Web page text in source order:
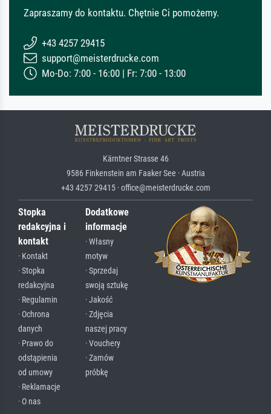
Zapraszamy do kontaktu. Chętnie Ci pomożemy.
+43 4257 29415
support@meisterdrucke.com
Mo-Do: 7:00 - 16:00 | Fr: 7:00 - 13:00
Kärntner Strasse 46
9586 Finkenstein am Faaker See · Austria
+43 4257 29415 · office@meisterdrucke.com
Stopka
redakcyjna i
kontakt
· Kontakt
· Stopka
redakcyjna
· Regulamin
· Ochrona
danych
· Prawo do
odstąpienia
od umowy
· Reklamacje
· O nas
Dodatkowe
informacje
· Własny
motyw
· Sprzedaj
swoją sztukę
· Jakość
· Zdjęcia
naszej pracy
· Vouchery
· Zamów
próbkę